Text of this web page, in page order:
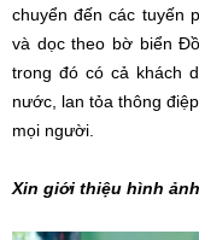
chuyển đến các tuyến
và dọc theo bờ biển
trong đó có cả khách
nước, lan tỏa thông
mọi người.
Xin giới thiệu hình